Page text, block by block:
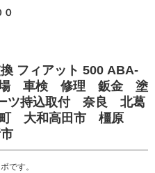
０
フィアット 500 ABA-
場 車検 修理 鈑金 塗
ツ持込取付 奈良 北葛
町 大和高田市 橿原
です。